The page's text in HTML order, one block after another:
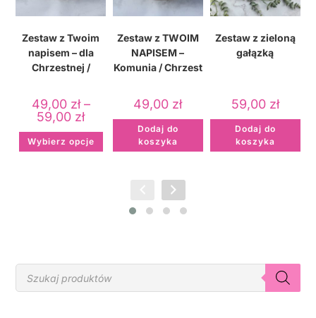
Zestaw z Twoim
napisem – dla
Chrzestnej /
Chrześnicy /
Chrześniaka
49,00 zł –
59,00 zł
Wybierz opcje
Zestaw z TWOIM
NAPISEM –
Komunia / Chrzest
49,00 zł
Dodaj do
koszyka
Zestaw z zieloną
gałązką
59,00 zł
Dodaj do
koszyka